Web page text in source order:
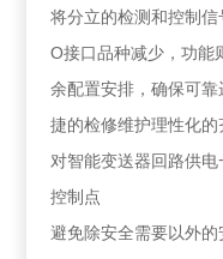
将分立的检测和控制
O接口品种减少，功能
余配置安排，确保可
捷的检修维护理性化
对智能变送器回路供
控制点
避免除安全需要以外